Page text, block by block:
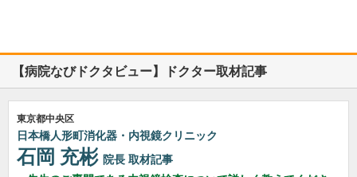
【病院なびドクタビュー】ドクター取材記事
東京都中央区
日本橋人形町消化器・内視鏡クリニック
石岡 充彬 院長 取材記事